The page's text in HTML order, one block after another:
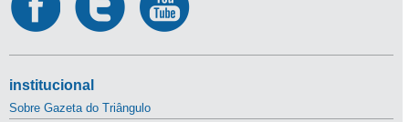
institucional
Sobre Gazeta do Triângulo